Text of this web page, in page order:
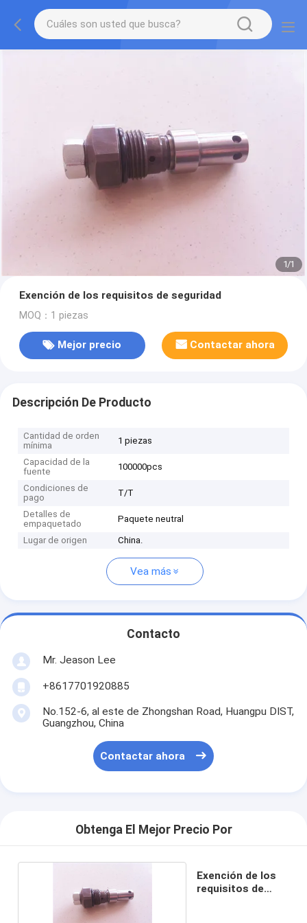
1/1
Exención de los requisitos de seguridad
MOQ：1 piezas
Mejor precio Contactar ahora
Descripción De Producto
Cantidad de orden
mínima
1 piezas
Capacidad de la
fuente
100000pcs
Condiciones de
pago
T/T
Detalles de
empaquetado
Paquete neutral
Lugar de origen China.
Vea más
Contacto
Mr. Jeason Lee
+8617701920885
No.152-6, al este de Zhongshan Road, Huangpu DIST,
Guangzhou, China
Contactar ahora
Obtenga El Mejor Precio Por
Exención de los
requisitos de